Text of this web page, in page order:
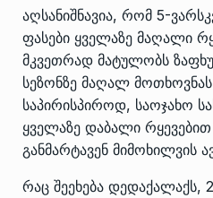
აღსანიშნავია, რომ 5-
ფასები ყველაზე მაღალი
მკვეთრად მატულობს
სეზონზე მაღალ მოთხოვნას
საპირისპიროდ, საოჯახო
ყველაზე დაბალი რყევებით
განმარტავენ მიმოხილვის
რაც შეეხება